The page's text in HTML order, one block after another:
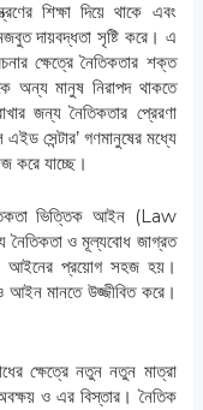
শিক্ষা দিয়ে থাকে এবং
দায়বদ্ধতা সৃষ্টি করে। এ
ক্ষেত্রে নৈতিকতার শক্ত
অন্য মানুষ নিরাপদ থাকতে
জন্য নৈতিকতার প্রেরণা
এইড সেন্টার’ গণমানুষের মধ্যে
করে যাচ্ছে।
ভিত্তিক আইন (Law
ও মূল্যবোধ জাগ্রত
আইনের প্রয়োগ সহজ হয়।
মানতে উজ্জীবিত করে।
ক্ষেত্রে নতুন নতুন মাত্রা
ও এর বিস্তার। নৈতিক